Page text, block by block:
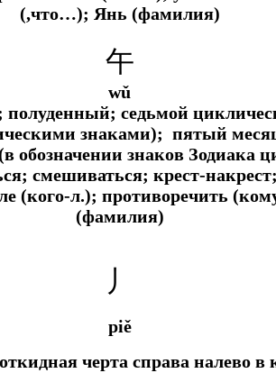
(,что…); Янь (фамилия)
午
wǔ
полуденный; седьмой
знаками); пятый
обозначении знаков Зодиака
смешиваться; крест-
(кого-л.); противоречить
(фамилия)
丿
piě
черта справа налево в